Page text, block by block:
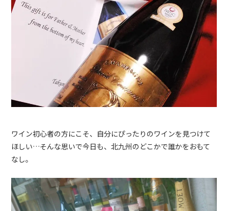
ワイン初心者の方にこそ、自分にぴったりのワインを見つけて
ほしい…そんな思いで今日も、北九州のどこかで誰かをおもて
なし。